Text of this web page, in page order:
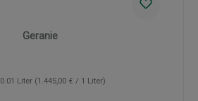
Geranie
0.01 Liter (1.445,00 € / 1 Liter)